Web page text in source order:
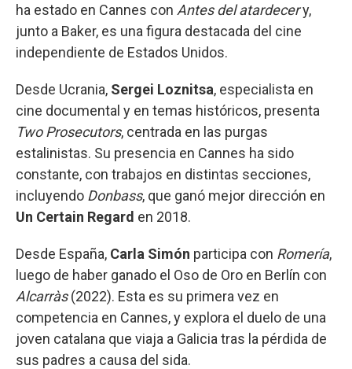
ha estado en Cannes con Antes del atardecery,
junto a Baker, es una figura destacada del cine
independiente de Estados Unidos.
Desde Ucrania, Sergei Loznitsa, especialista en
cine documental y en temas históricos, presenta
Two Prosecutors, centrada en las purgas
estalinistas. Su presencia en Cannes ha sido
constante, con trabajos en distintas secciones,
incluyendo Donbass, que ganó mejor dirección en
Un Certain Regard en 2018.
Desde España, Carla Simón participa con Romería,
luego de haber ganado el Oso de Oro en Berlín con
Alcarràs(2022). Esta es su primera vez en
competencia en Cannes, y explora el duelo de una
joven catalana que viaja a Galicia tras la pérdida de
sus padres a causa del sida.